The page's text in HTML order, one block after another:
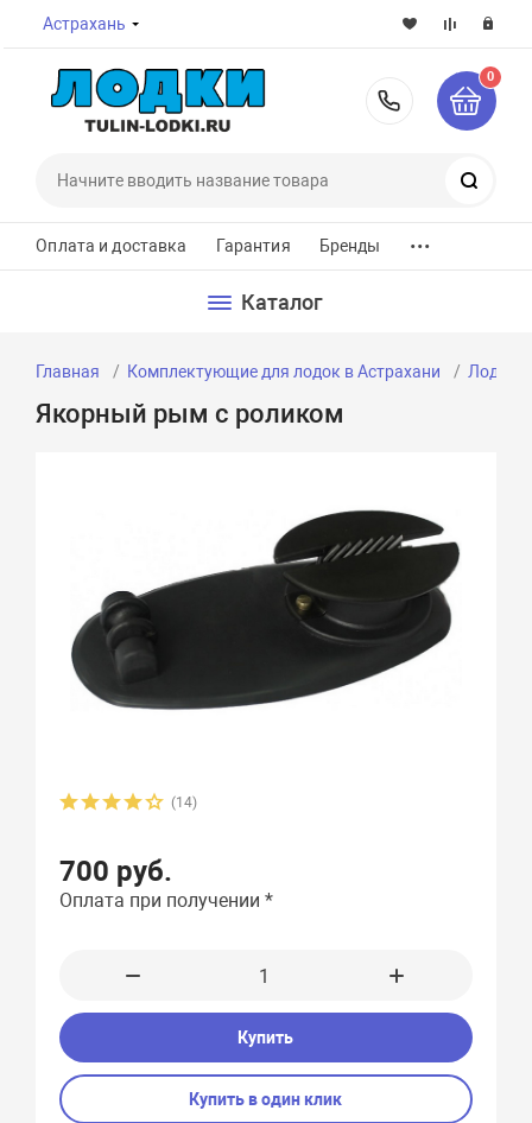
Астрахань
8-800-
0
Оплата и доставка Гарантия Бренды ...
Каталог
Главная Комплектующие для лодок в Астрахани
Якорный рым с роликом
(14)
700 руб.
Оплата при получении *
Купить
Купить в один клик